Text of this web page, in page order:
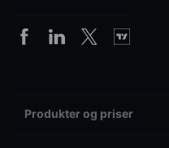
Produkter og priser